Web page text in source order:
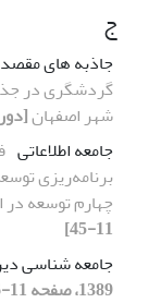
ج
جاذبه های
گردشگری در
شهر اصفهان[دوره 6، شماره 20،
جامعه اطلاعاتی
برنامه‌ریزی
چهارم توسعه در
11-45]
جامعه شناسی
1389، صفحه 11-36]